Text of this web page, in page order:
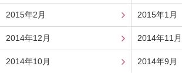
2015年2月 2015年1月
2014年12月 2014年11月
2014年10月 2014年9月